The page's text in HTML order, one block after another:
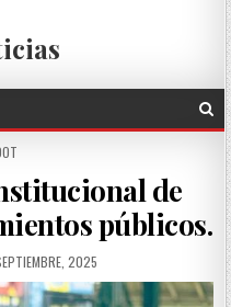
de
públicos.
2025